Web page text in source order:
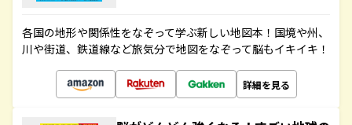
各国の地形や関係性をなぞって学ぶ新しい地図本！国境や州、
川や街道、鉄道線など旅気分で地図をなぞって脳もイキイキ！
詳細を見る